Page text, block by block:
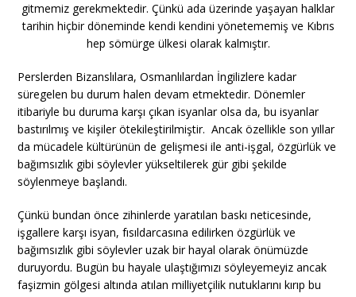
gitmemiz gerekmektedir. Çünkü ada üzerinde yaşayan halklar
tarihin hiçbir döneminde kendi kendini yönetememiş ve Kıbrıs
hep sömürge ülkesi olarak kalmıştır.
Perslerden Bizanslılara, Osmanlılardan İngilizlere kadar
süregelen bu durum halen devam etmektedir. Dönemler
itibariyle bu duruma karşı çıkan isyanlar olsa da, bu isyanlar
bastırılmış ve kişiler ötekileştirilmiştir. Ancak özellikle son yıllar
da mücadele kültürünün de gelişmesi ile anti-işgal, özgürlük ve
bağımsızlık gibi söylevler yükseltilerek gür gibi şekilde
söylenmeye başlandı.
Çünkü bundan önce zihinlerde yaratılan baskı neticesinde,
işgallere karşı isyan, fısıldarcasına edilirken özgürlük ve
bağımsızlık gibi söylevler uzak bir hayal olarak önümüzde
duruyordu. Bugün bu hayale ulaştığımızı söyleyemeyiz ancak
faşizmin gölgesi altında atılan milliyetçilik nutuklarını kırıp bu